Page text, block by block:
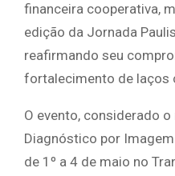
financeira cooperativa,
edição da Jornada
reafirmando seu
fortalecimento de laços
O evento, considerado
Diagnóstico por
de 1º a 4 de maio no